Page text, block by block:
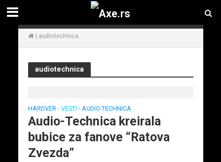
| audiotechnica
audiotechnica
HARDVER • VESTI • AUDIO-TECHNICA
Audio-Technica kreirala
bubice za fanove “Ratova
Zvezda”